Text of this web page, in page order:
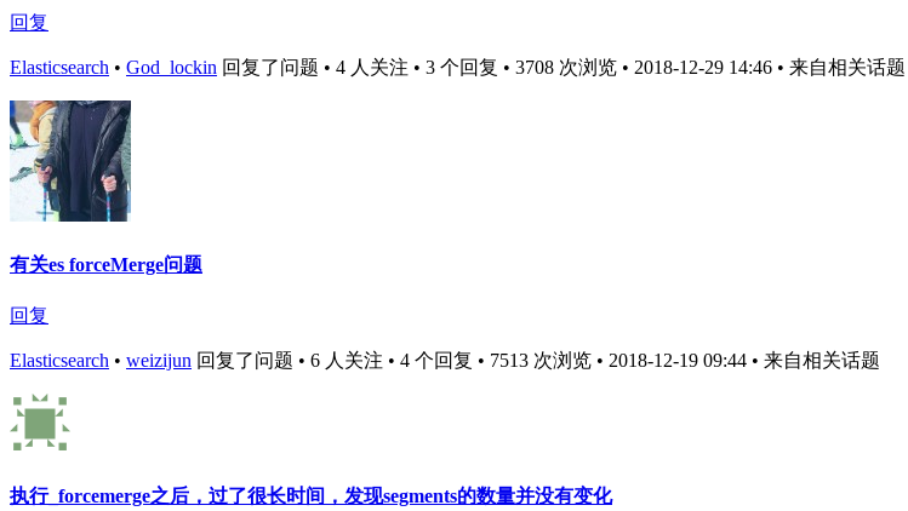
回复
Elasticsearch • God_lockin 回复了问题 • 4 人关注 • 3 个回复 • 3708 次浏览 • 2018-12-29 14:46 • 来自相关话题
有关es forceMerge问题
回复
Elasticsearch • weizijun 回复了问题 • 6 人关注 • 4 个回复 • 7513 次浏览 • 2018-12-19 09:44 • 来自相关话题
执行_forcemerge之后，过了很长时间，发现segments的数量并没有变化